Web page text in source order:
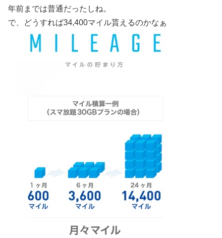
年前までは普通だったしね。
で、どうすれば34,400マイル貰えるのかなぁ